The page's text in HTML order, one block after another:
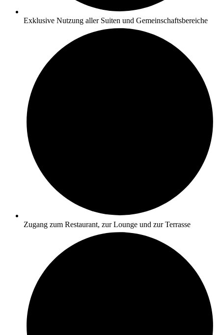
Exklusive Nutzung aller Suiten und Gemeinschaftsbereiche
Zugang zum Restaurant, zur Lounge und zur Terrasse